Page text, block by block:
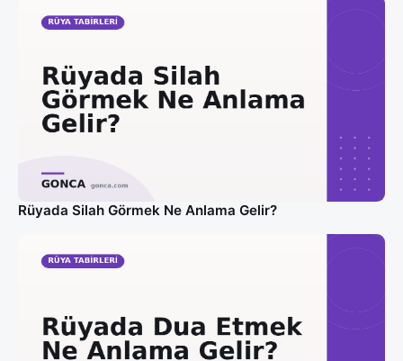
Rüyada Silah Görmek Ne Anlama Gelir?